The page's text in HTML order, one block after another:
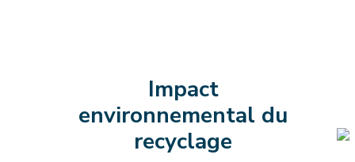
Impact
environnemental du
recyclage